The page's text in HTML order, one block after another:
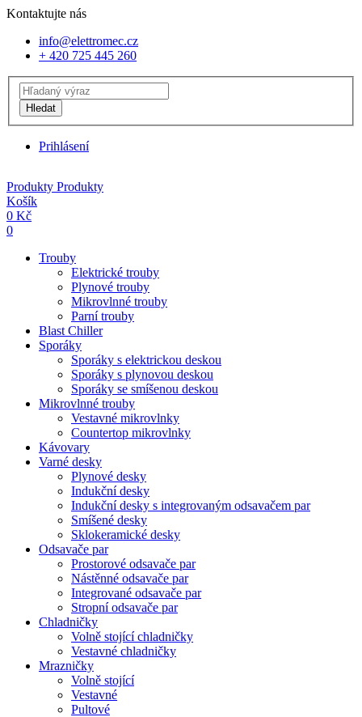
Kontaktujte nás
info@elettromec.cz
+ 420 725 445 260
Hledat
Prihlásení
Produkty Produkty
Košík
0 Kč
0
Trouby
Elektrické trouby
Plynové trouby
Mikrovlnné trouby
Parní trouby
Blast Chiller
Sporáky
Sporáky s elektrickou deskou
Sporáky s plynovou deskou
Sporáky se smíšenou deskou
Mikrovlnné trouby
Vestavné mikrovlnky
Countertop mikrovlnky
Kávovary
Varné desky
Plynové desky
Indukční desky
Indukční desky s integrovaným odsavačem par
Smíšené desky
Sklokeramické desky
Odsavače par
Prostorové odsavače par
Nástěnné odsavače par
Integrované odsavače par
Stropní odsavače par
Chladničky
Volně stojící chladničky
Vestavné chladničky
Mrazničky
Volně stojící
Vestavné
Pultové